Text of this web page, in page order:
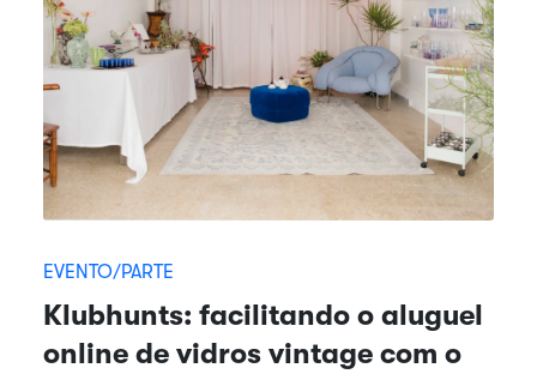
EVENTO/PARTE
Klubhunts: facilitando o aluguel
online de vidros vintage com o